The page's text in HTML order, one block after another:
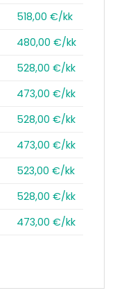
518,00 €/kk
480,00 €/kk
528,00 €/kk
473,00 €/kk
528,00 €/kk
473,00 €/kk
523,00 €/kk
528,00 €/kk
473,00 €/kk